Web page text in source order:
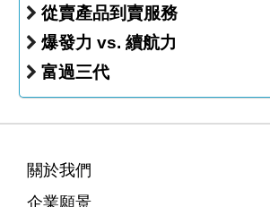
從賣產品到賣服務
爆發力 vs. 續航力
富過三代
關於我們
企業願景